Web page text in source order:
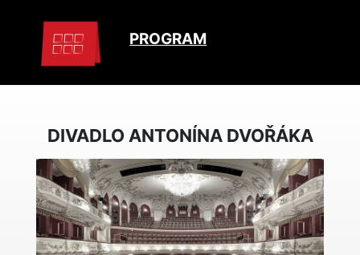
PROGRAM
DIVADLO ANTONÍNA DVOŘÁKA